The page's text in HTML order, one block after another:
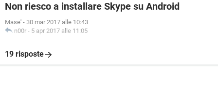
Non riesco a installare Skype su Android
Mase' - 30 mar 2017 alle 10:43
n00r - 5 apr 2017 alle 11:05
19 risposte